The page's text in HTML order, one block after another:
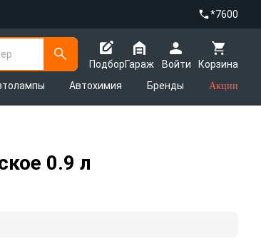
*7600
Подбор
Корзина
Гараж
Войти
Автохимия Бренды Акции
0.9 л